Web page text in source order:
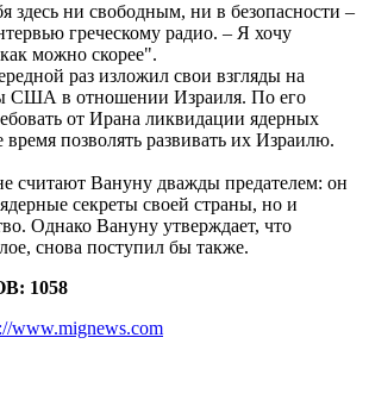
здесь ни свободным, ни в безопасности –
греческому радио. – Я хочу
можно скорее".
раз изложил свои взгляды на
США в отношении Израиля. По его
от Ирана ликвидации ядерных
позволять развивать их Израилю.
считают Вануну дважды предателем: он
секреты своей страны, но и
Однако Вануну утверждает, что
снова поступил бы также.
1058
www.mignews.com